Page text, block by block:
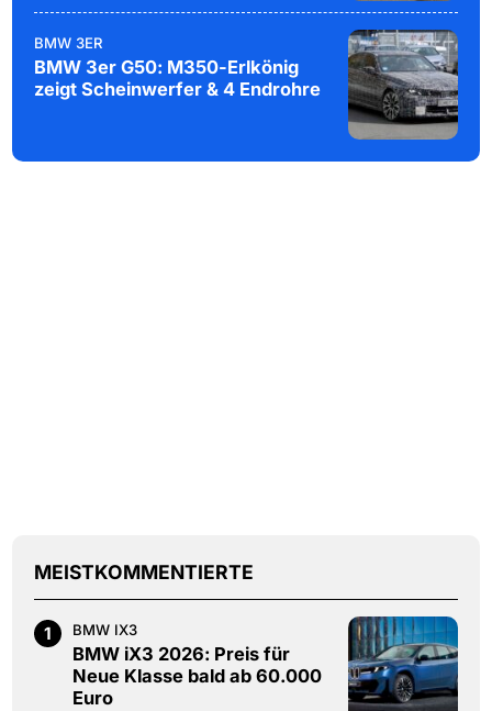
BMW 3ER
BMW 3er G50: M350-Erlkönig
zeigt Scheinwerfer & 4 Endrohre
MEISTKOMMENTIERTE
1 BMW IX3
BMW iX3 2026: Preis für
Neue Klasse bald ab 60.000
Euro